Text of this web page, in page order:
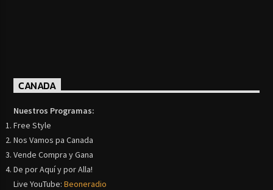
CANADA
Nuestros Programas:
Free Style
Nos Vamos pa Canada
Vende Compra y Gana
De por Aquí y por Alla!
Live YouTube:Beoneradio